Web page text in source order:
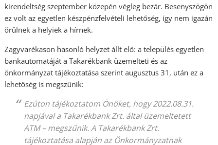
kirendeltség szeptember közepén végleg bezár. Besenyszögön
ez volt az egyetlen készpénzfelvételi lehetőség, így nem igazán
örülnek a helyiek a hírnek.
Zagyvarékason hasonló helyzet állt elő: a település egyetlen
bankautomatáját a Takarékbank üzemelteti és az
önkormányzat tájékoztatása szerint augusztus 31, után ez a
lehetőség is megszűnik:
Ezúton tájékoztatom Önöket, hogy 2022.08.31.
napjával a Takarékbank Zrt. által üzemeltetett
ATM – megszűnik. A Takarékbank Zrt.
tájékoztatása alapján az Önkormányzatnak